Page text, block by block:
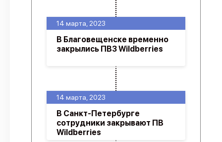
14 марта, 2023
В Санкт-Петербурге
сотрудники закрывают ПВ
Wildberries
14 марта, 2023
В Благовещенске временно
закрылись ПВЗ Wildberries